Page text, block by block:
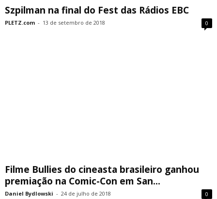
Szpilman na final do Fest das Rádios EBC
PLETZ.com - 13 de setembro de 2018 0
Filme Bullies do cineasta brasileiro ganhou
premiação na Comic-Con em San...
Daniel Bydlowski - 24 de julho de 2018 0